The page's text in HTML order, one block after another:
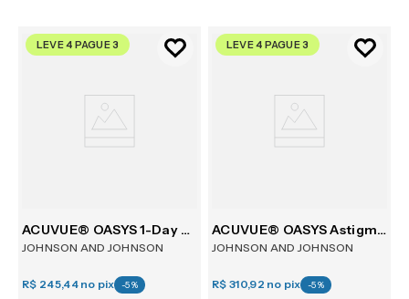
LEVE 4 PAGUE 3
ACUVUE® OASYS 1-Day with HydraLuxe™ Technology 30
JOHNSON AND JOHNSON
R$ 245,44 no pix -5%
LEVE 4 PAGUE 3
ACUVUE® OASYS Astigmatism 6
JOHNSON AND JOHNSON
R$ 310,92 no pix -5%